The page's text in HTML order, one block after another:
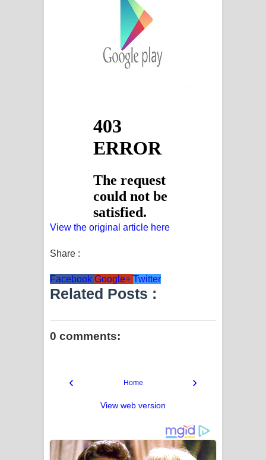
View the original article here
Share :
Facebook Google+ Twitter
Related Posts :
0 comments:
‹ ›
Home
View web version